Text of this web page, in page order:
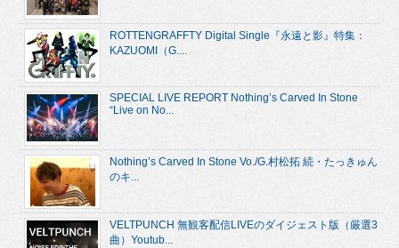
ROTTENGRAFFTY Digital Single『永遠と影』特集：
KAZUOMI（G....
SPECIAL LIVE REPORT Nothing’s Carved In Stone
“Live on No...
Nothing’s Carved In Stone Vo./G.村松拓 続・たっきゅん
のキ...
VELTPUNCH 無観客配信LIVEのダイジェスト版（厳選3
曲）Youtub...